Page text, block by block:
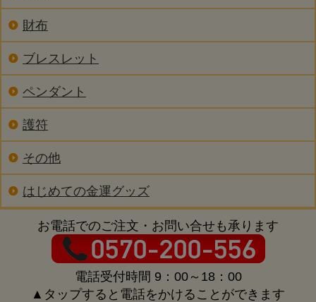
財布
ブレスレット
ペンダント
護符
その他
はじめての金運グッズ
お電話でのご注文・お問い合せも承ります
電話受付時間 9：00～18：00
▲タップすると電話をかけることができます